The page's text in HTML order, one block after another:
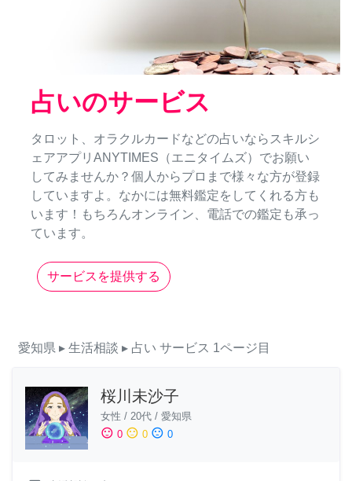
占いのサービス
タロット、オラクルカードなどの占いならスキルシ
ェアアプリANYTIMES（エニタイムズ）でお願い
してみませんか？個人からプロまで様々な方が登録
していますよ。なかには無料鑑定をしてくれる方も
います！もちろんオンライン、電話での鑑定も承っ
ています。
サービスを提供する
愛知県 ▸ 生活相談 ▸ 占い サービス 1ページ目
桜川未沙子
女性 / 20代 / 愛知県
sentiment_satisfied 0 sentiment_neutral 0 sentiment_dissatisfied 0